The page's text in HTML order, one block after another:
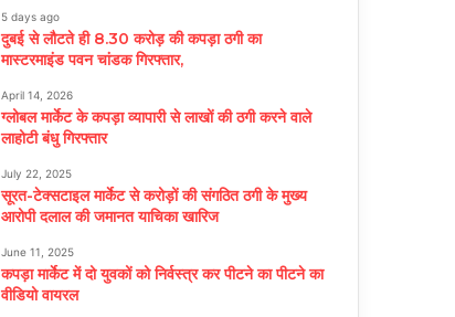
5 days ago
दुबई से लौटते ही 8.30 करोड़ की कपड़ा ठगी का
मास्टरमाइंड पवन चांडक गिरफ्तार,
April 14, 2026
ग्लोबल मार्केट के कपड़ा व्यापारी से लाखों की ठगी करने वाले
लाहोटी बंधु गिरफ्तार
July 22, 2025
सूरत-टेक्सटाइल मार्केट से करोड़ों की संगठित ठगी के मुख्य
आरोपी दलाल की जमानत याचिका खारिज
June 11, 2025
कपड़ा मार्केट में दो युवकों को निर्वस्त्र कर पीटने का पीटने का
वीडियो वायरल